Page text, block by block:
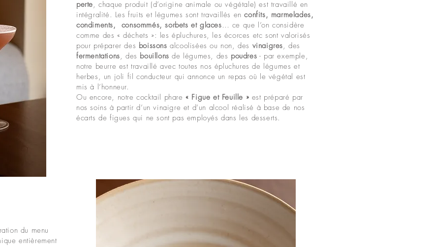
perte, chaque produit (d’origine animale ou végétale) est travaillé en
intégralité. Les fruits et légumes sont travaillés enconfits, marmelades,
condiments, consommés, sorbets et glaces… ce que l’on considère
comme des « déchets »: les épluchures, les écorces etc sont valorisés
pour préparer des boissons alcoolisées ou non, des vinaigres, des
fermentations, des bouillons de légumes, des poudres - par exemple,
notre beurre est travaillé avec toutes nos épluchures de légumes et
herbes, un joli fil conducteur qui annonce un repas où le végétal est
mis à l’honneur.
Ou encore, notre cocktail phare« Figue et Feuille » est préparé par
nos soins à partir d’un vinaigre et d’un alcool réalisé à base de nos
écarts de figues qui ne sont pas employés dans les desserts.
du menu
entièrement